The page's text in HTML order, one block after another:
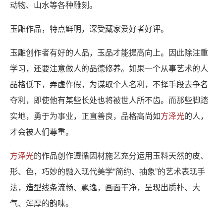
动物、山水等各种雕刻。
玉雕作品，特点鲜明，深受藏家爱好者好评。
玉雕创作者有好的人品，玉品才能提高向上。因此除注重
学习，还要注意做人的品德修养。如果一个从事艺术的人
品格低下，弄虚作假，为谋取个人名利，不择手段去争名
夺利，即使他有某些长处也将被世人所不齿。而那些脚踏
实地，勇于为事业，正直善良，品格高尚如方泽光的人，
才会被人们尊重。
方泽光的作品创作遵循因材施艺充分运用玉料天然的皮、
形、色，巧妙的融入现代美学“简约、抽象”的艺术表现手
法，造型线条流畅、飘逸，画面干净，呈现出质朴、大
气、浑厚的韵味。